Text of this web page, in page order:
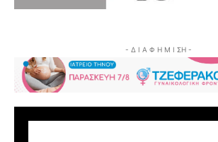
- Δ Ι Α Φ Η Μ Ι ΣΗ -